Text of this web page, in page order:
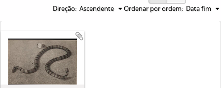
Ordenar por ordem: Data fim
Direção: Ascendente